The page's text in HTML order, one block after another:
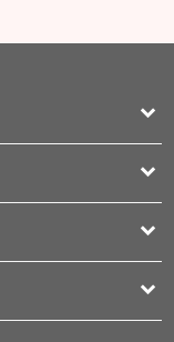
keyboard_arrow_down


